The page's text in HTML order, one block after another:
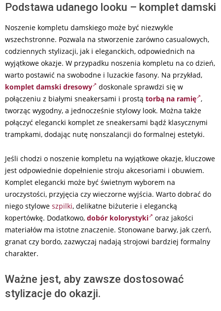
Podstawa udanego looku – komplet damski
Noszenie kompletu damskiego może być niezwykle
wszechstronne. Pozwala na stworzenie zarówno casualowych,
codziennych stylizacji, jak i eleganckich, odpowiednich na
wyjątkowe okazje. W przypadku noszenia kompletu na co dzień,
warto postawić na swobodne i luzackie fasony. Na przykład,
komplet damski dresowy
doskonale sprawdzi się w
połączeniu z białymi sneakersami i prostą torbą na ramię ,
tworząc wygodny, a jednocześnie stylowy look. Można także
połączyć elegancki komplet ze sneakersami bądź klasycznymi
trampkami, dodając nutę nonszalancji do formalnej estetyki.
Jeśli chodzi o noszenie kompletu na wyjątkowe okazje, kluczowe
jest odpowiednie dopełnienie stroju akcesoriami i obuwiem.
Komplet elegancki może być świetnym wyborem na
uroczystości, przyjęcia czy wieczorne wyjścia. Warto dobrać do
niego stylowe szpilki, delikatne biżuterie i elegancką
kopertówkę. Dodatkowo, dobór kolorystyki
oraz jakości
materiałów ma istotne znaczenie. Stonowane barwy, jak czerń,
granat czy bordo, zazwyczaj nadają strojowi bardziej formalny
charakter.
Ważne jest, aby zawsze dostosować
stylizacje do okazji.